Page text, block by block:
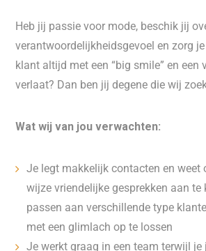
Heb jij passie voor mode, beschik jij
verantwoordelijkheidsgevoel en zorg
klant altijd met een “big smile” en een
verlaat? Dan ben jij degene die wij
Wat wij van jou verwachten:
Je legt makkelijk contacten en weet
wijze vriendelijke gesprekken aan te
passen aan verschillende type
met een glimlach op te lossen
Je werkt graag in een team terwijl